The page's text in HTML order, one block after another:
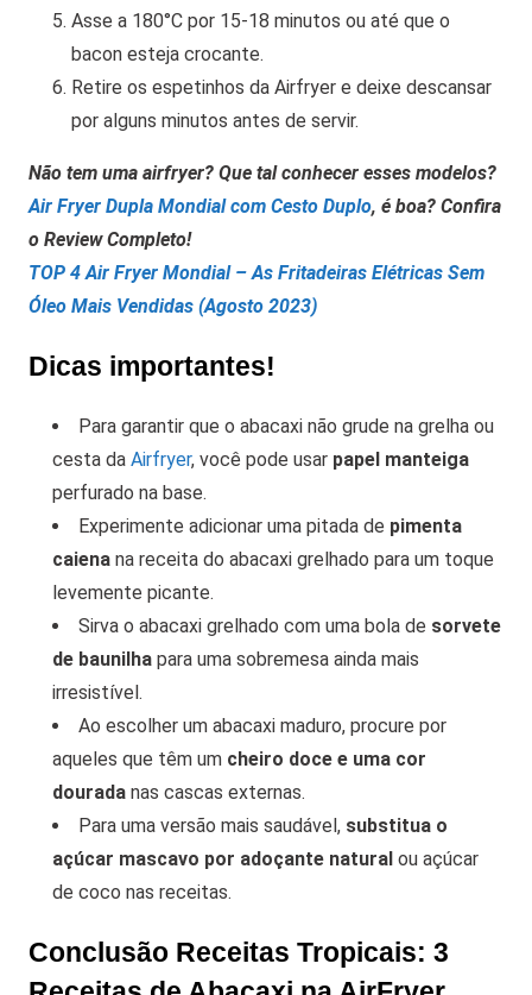
Asse a 180°C por 15-18 minutos ou até que o
bacon esteja crocante.
Retire os espetinhos da Airfryer e deixe descansar
por alguns minutos antes de servir.
Não tem uma airfryer? Que tal conhecer esses modelos?
Air Fryer Dupla Mondial com Cesto Duplo, é boa? Confira
o Review Completo!
TOP 4 Air Fryer Mondial – As Fritadeiras Elétricas Sem
Óleo Mais Vendidas (Agosto 2023)
Dicas importantes!
Para garantir que o abacaxi não grude na grelha ou
cesta da Airfryer, você pode usar papel manteiga
perfurado na base.
Experimente adicionar uma pitada de pimenta
caiena na receita do abacaxi grelhado para um toque
levemente picante.
Sirva o abacaxi grelhado com uma bola de sorvete
de baunilha para uma sobremesa ainda mais
irresistível.
Ao escolher um abacaxi maduro, procure por
aqueles que têm um cheiro doce e uma cor
dourada nas cascas externas.
Para uma versão mais saudável, substitua o
açúcar mascavo por adoçante natural ou açúcar
de coco nas receitas.
Conclusão Receitas Tropicais: 3